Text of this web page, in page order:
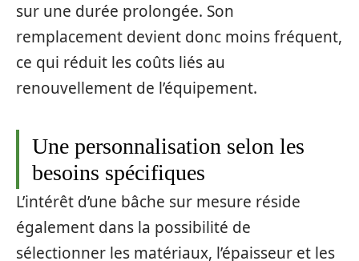
sur une durée prolongée. Son
remplacement devient donc moins fréquent,
ce qui réduit les coûts liés au
renouvellement de l’équipement.
Une personnalisation selon les
besoins spécifiques
L’intérêt d’une bâche sur mesure réside
également dans la possibilité de
sélectionner les matériaux, l’épaisseur et les